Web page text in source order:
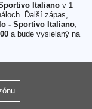
Italiano v 1
Ďalší zápas,
- Sportivo Italiano,
a bude vysielaný na